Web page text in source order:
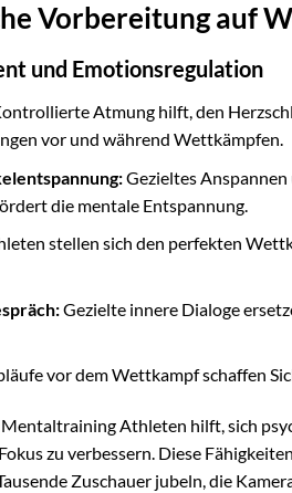
Vorbereitung auf
und Emotionsregulation
Atmung hilft, den
vor und während Wettkämpfen.
Gezieltes
die mentale Entspannung.
stellen sich den perfekten
Gezielte innere Dialoge
vor dem Wettkampf schaffen
Athleten hilft, sich
zu verbessern. Diese
Zuschauer jubeln, die